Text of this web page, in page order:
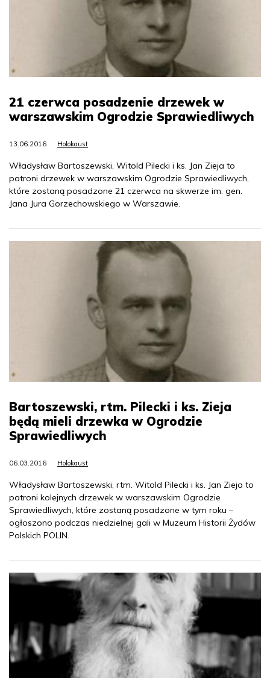
21 czerwca posadzenie drzewek w
warszawskim Ogrodzie Sprawiedliwych
13.06.2016 Holokaust
Władysław Bartoszewski, Witold Pilecki i ks. Jan Zieja to
patroni drzewek w warszawskim Ogrodzie Sprawiedliwych,
które zostaną posadzone 21 czerwca na skwerze im. gen.
Jana Jura Gorzechowskiego w Warszawie.
Bartoszewski, rtm. Pilecki i ks. Zieja
będą mieli drzewka w Ogrodzie
Sprawiedliwych
06.03.2016 Holokaust
Władysław Bartoszewski, rtm. Witold Pilecki i ks. Jan Zieja to
patroni kolejnych drzewek w warszawskim Ogrodzie
Sprawiedliwych, które zostaną posadzone w tym roku –
ogłoszono podczas niedzielnej gali w Muzeum Historii Żydów
Polskich POLIN.